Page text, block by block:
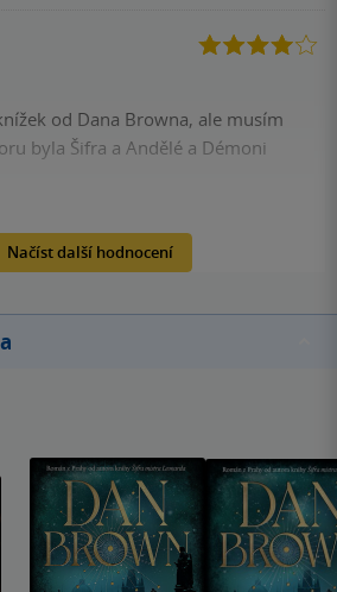
od Dana Browna, ale musím
byla Šifra a Andělé a Démoni
Načíst další hodnocení